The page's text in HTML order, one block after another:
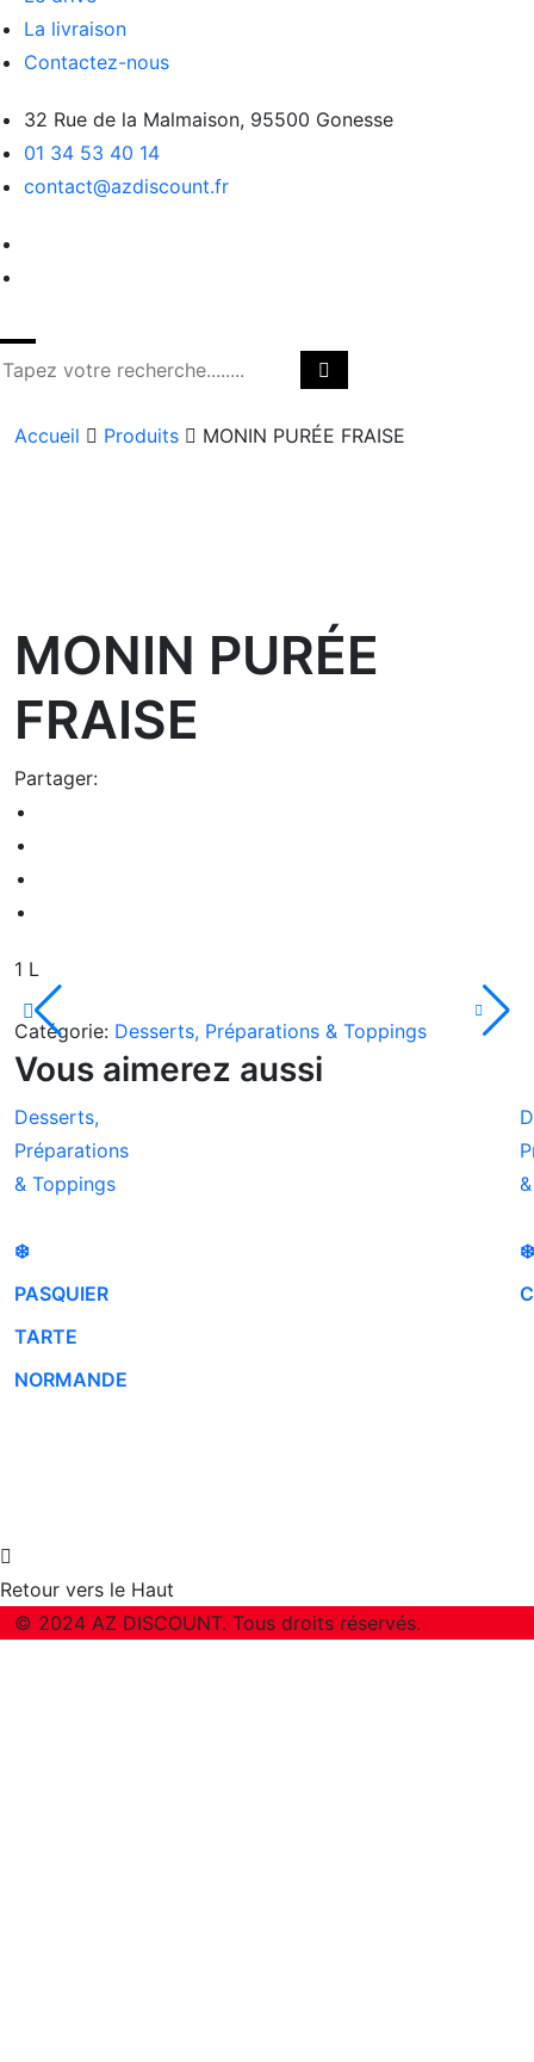
La livraison
Contactez-nous
32 Rue de la Malmaison, 95500 Gonesse
01 34 53 40 14
contact@azdiscount.fr
Accueil Produits MONIN PURÉE FRAISE
MONIN PURÉE
FRAISE
Partager:
1 L
Catégorie: Desserts, Préparations & Toppings
Vous aimerez aussi
Desserts,
Préparations
& Toppings
❄️
PASQUIER
TARTE
NORMANDE
Retour vers le Haut
© 2024 AZ DISCOUNT. Tous droits réservés.